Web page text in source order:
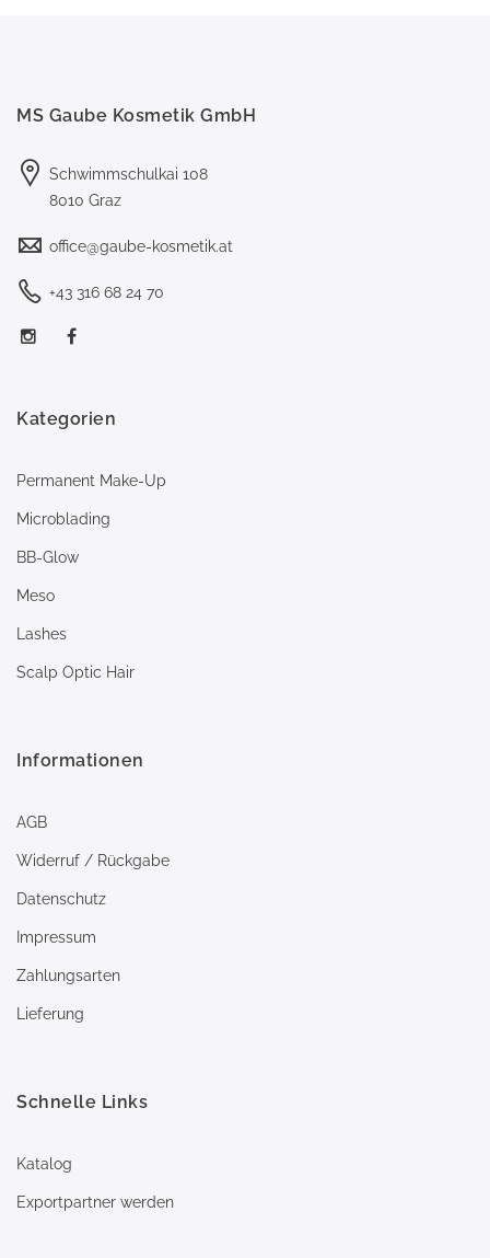
MS Gaube Kosmetik GmbH
Schwimmschulkai 108
8010 Graz
office@gaube-kosmetik.at
+43 316 68 24 70
Kategorien
Permanent Make-Up
Microblading
BB-Glow
Meso
Lashes
Scalp Optic Hair
Informationen
AGB
Widerruf / Rückgabe
Datenschutz
Impressum
Zahlungsarten
Lieferung
Schnelle Links
Katalog
Exportpartner werden